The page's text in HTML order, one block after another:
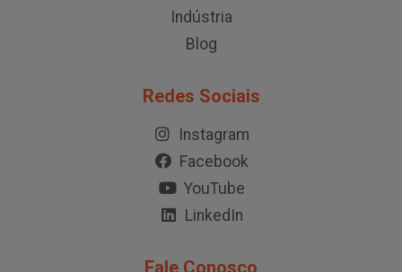
Indústria
Blog
Redes Sociais
Instagram
Facebook
YouTube
LinkedIn
Fale Conosco